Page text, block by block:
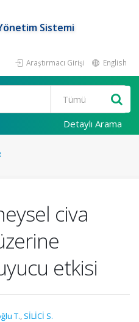
Sistemi
Araştırmacı Girişi English
Detaylı Arama
civa
etkisi
T., SİLİCİ S.